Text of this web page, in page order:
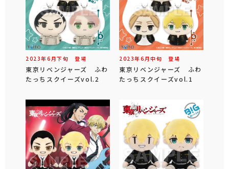
2023年6 月下旬 登場
東京リベンジャーズ ふわ
たっちスクイーズvol.2
2023年6 月中旬 登場
東京リベンジャーズ ふわ
たっちスクイーズvol.1